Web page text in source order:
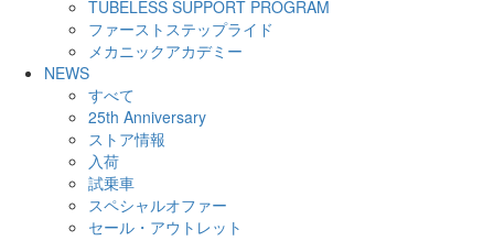
TUBELESS SUPPORT PROGRAM
ファーストステップライド
メカニックアカデミー
NEWS
すべて
25th Anniversary
ストア情報
入荷
試乗車
スペシャルオファー
セール・アウトレット